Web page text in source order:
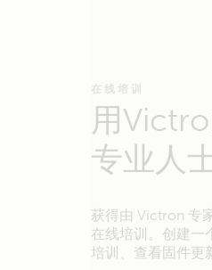
在线培训
用
专业人
获得由 Victron 专
在线培训。创建一
培训、查看固件更